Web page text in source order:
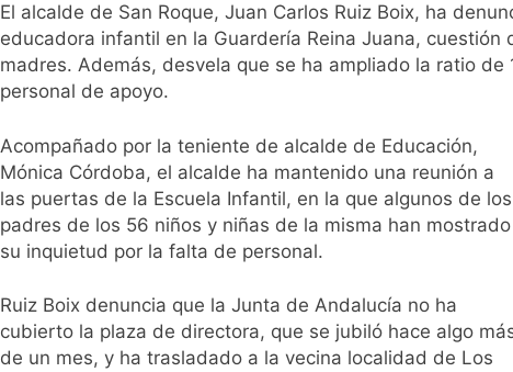
El alcalde de San Roque, Juan Carlos Ruiz Boix, ha
educadora infantil en la Guardería Reina Juana,
madres. Además, desvela que se ha ampliado la ratio
personal de apoyo.
Acompañado por la teniente de alcalde de Educación,
Mónica Córdoba, el alcalde ha mantenido una reunión a
las puertas de la Escuela Infantil, en la que algunos de los
padres de los 56 niños y niñas de la misma han mostrado
su inquietud por la falta de personal.
Ruiz Boix denuncia que la Junta de Andalucía no ha
cubierto la plaza de directora, que se jubiló hace algo
de un mes, y ha trasladado a la vecina localidad de Los